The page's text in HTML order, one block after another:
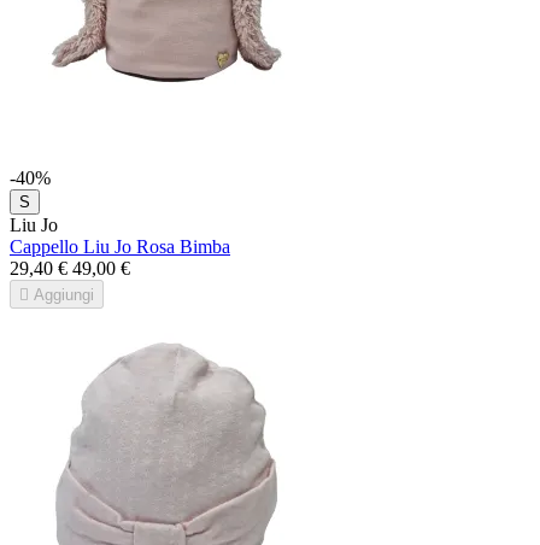
-40%
S
Liu Jo
Cappello Liu Jo Rosa Bimba
29,40 € 49,00 €
 Aggiungi